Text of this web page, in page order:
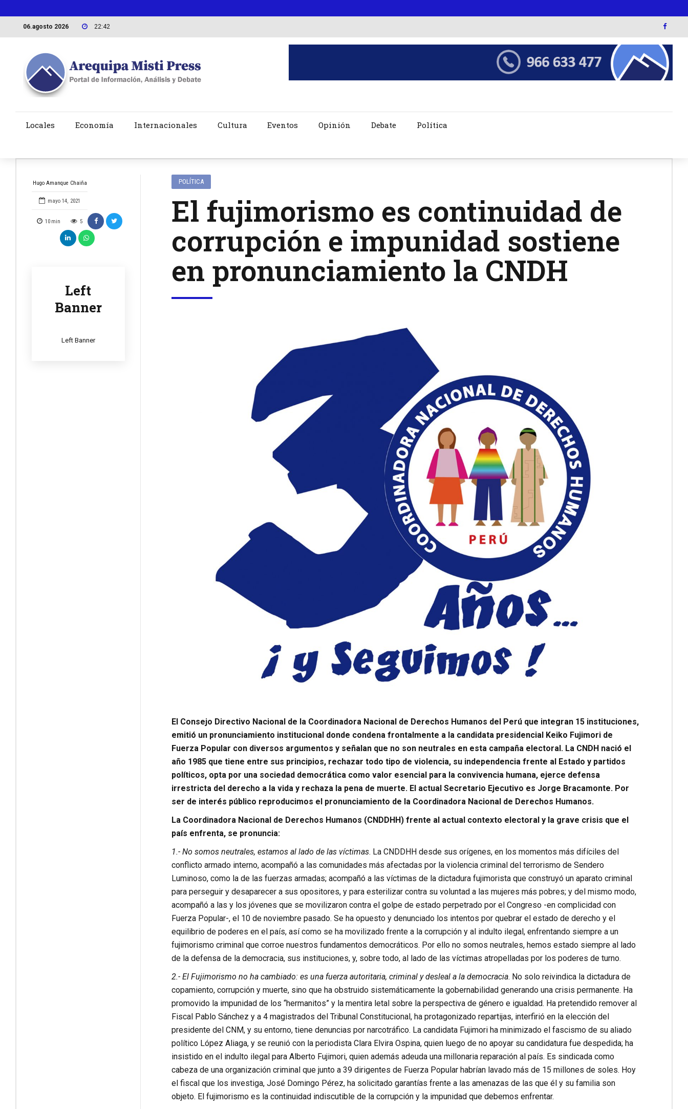
06.agosto 2026 22:42
Locales Economía Internacionales Cultura Eventos Opinión Debate Política
Hugo Amanque Chaiña
mayo 14, 2021
10 min 5
Left
Banner
Left Banner
POLÍTICA
El fujimorismo es continuidad de
corrupción e impunidad sostiene
en pronunciamiento la CNDH
El Consejo Directivo Nacional de la Coordinadora Nacional de Derechos Humanos del Perú que integran 15 instituciones,
emitió un pronunciamiento institucional donde condena frontalmente a la candidata presidencial Keiko Fujimori de
Fuerza Popular con diversos argumentos y señalan que no son neutrales en esta campaña electoral. La CNDH nació el
año 1985 que tiene entre sus principios, rechazar todo tipo de violencia, su independencia frente al Estado y partidos
políticos, opta por una sociedad democrática como valor esencial para la convivencia humana, ejerce defensa
irrestricta del derecho a la vida y rechaza la pena de muerte. El actual Secretario Ejecutivo es Jorge Bracamonte. Por
ser de interés público reproducimos el pronunciamiento de la Coordinadora Nacional de Derechos Humanos.
La Coordinadora Nacional de Derechos Humanos (CNDDHH) frente al actual contexto electoral y la grave crisis que el
país enfrenta, se pronuncia:
1.- No somos neutrales, estamos al lado de las víctimas. La CNDDHH desde sus orígenes, en los momentos más difíciles del
conflicto armado interno, acompañó a las comunidades más afectadas por la violencia criminal del terrorismo de Sendero
Luminoso, como la de las fuerzas armadas; acompañó a las víctimas de la dictadura fujimorista que construyó un aparato criminal
para perseguir y desaparecer a sus opositores, y para esterilizar contra su voluntad a las mujeres más pobres; y del mismo modo,
acompañó a las y los jóvenes que se movilizaron contra el golpe de estado perpetrado por el Congreso -en complicidad con
Fuerza Popular-, el 10 de noviembre pasado. Se ha opuesto y denunciado los intentos por quebrar el estado de derecho y el
equilibrio de poderes en el país, así como se ha movilizado frente a la corrupción y al indulto ilegal, enfrentando siempre a un
fujimorismo criminal que corroe nuestros fundamentos democráticos. Por ello no somos neutrales, hemos estado siempre al lado
de la defensa de la democracia, sus instituciones, y, sobre todo, al lado de las víctimas atropelladas por los poderes de turno.
2.- El Fujimorismo no ha cambiado: es una fuerza autoritaria, criminal y desleal a la democracia. No solo reivindica la dictadura de
copamiento, corrupción y muerte, sino que ha obstruido sistemáticamente la gobernabilidad generando una crisis permanente. Ha
promovido la impunidad de los “hermanitos” y la mentira letal sobre la perspectiva de género e igualdad. Ha pretendido remover al
Fiscal Pablo Sánchez y a 4 magistrados del Tribunal Constitucional, ha protagonizado repartijas, interfirió en la elección del
presidente del CNM, y su entorno, tiene denuncias por narcotráfico. La candidata Fujimori ha minimizado el fascismo de su aliado
político López Aliaga, y se reunió con la periodista Clara Elvira Ospina, quien luego de no apoyar su candidatura fue despedida; ha
insistido en el indulto ilegal para Alberto Fujimori, quien además adeuda una millonaria reparación al país. Es sindicada como
cabeza de una organización criminal que junto a 39 dirigentes de Fuerza Popular habrían lavado más de 15 millones de soles. Hoy
el fiscal que los investiga, José Domingo Pérez, ha solicitado garantías frente a las amenazas de las que él y su familia son
objeto. El fujimorismo es la continuidad indiscutible de la corrupción y la impunidad que debemos enfrentar.